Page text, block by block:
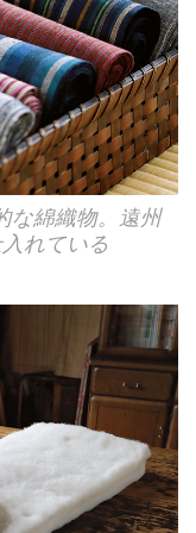
な綿織物。遠州
れている